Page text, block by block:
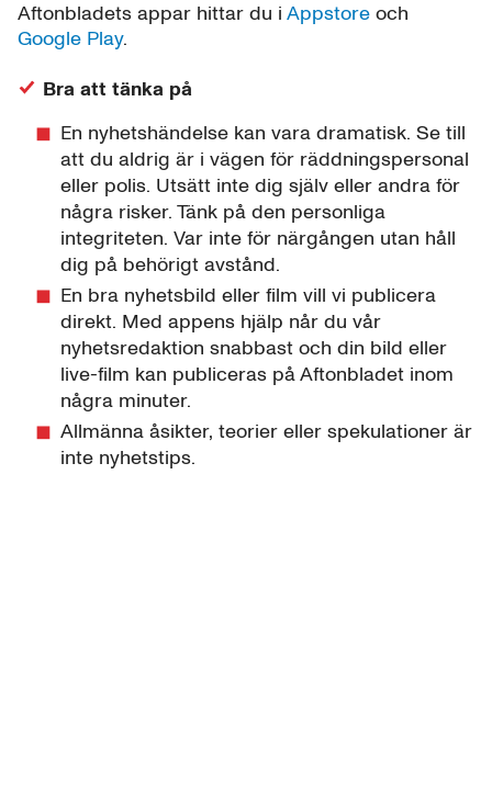
Aftonbladets appar hittar du i Appstore och
Google Play.
Bra att tänka på
En nyhetshändelse kan vara dramatisk. Se till
att du aldrig är i vägen för räddningspersonal
eller polis. Utsätt inte dig själv eller andra för
några risker. Tänk på den personliga
integriteten. Var inte för närgången utan håll
dig på behörigt avstånd.
En bra nyhetsbild eller film vill vi publicera
direkt. Med appens hjälp når du vår
nyhetsredaktion snabbast och din bild eller
live-film kan publiceras på Aftonbladet inom
några minuter.
Allmänna åsikter, teorier eller spekulationer är
inte nyhetstips.